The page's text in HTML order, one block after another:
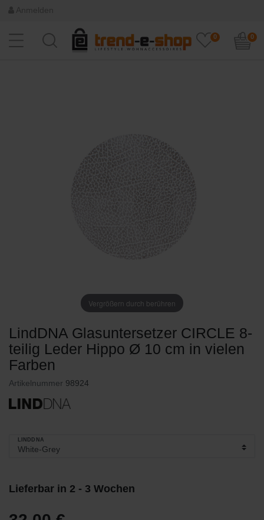
0 0
Vergrößern durch berühren
LindDNA Glasuntersetzer CIRCLE 8-
teilig Leder Hippo Ø 10 cm in vielen
Farben
Artikelnummer 98924
LINDDNA
Lieferbar in 2 - 3 Wochen